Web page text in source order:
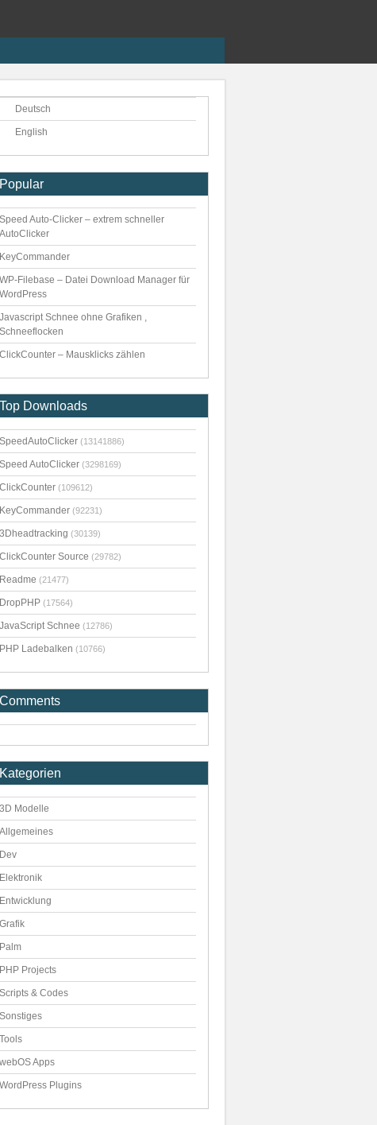
Deutsch
English
Popular
Speed Auto-Clicker – extrem schneller
AutoClicker
KeyCommander
WP-Filebase – Datei Download Manager für
WordPress
Javascript Schnee ohne Grafiken ,
Schneeflocken
ClickCounter – Mausklicks zählen
Top Downloads
SpeedAutoClicker (13141886)
Speed AutoClicker (3298169)
ClickCounter (109612)
KeyCommander (92231)
3Dheadtracking (30139)
ClickCounter Source (29782)
Readme (21477)
DropPHP (17564)
JavaScript Schnee (12786)
PHP Ladebalken (10766)
Comments
Kategorien
3D Modelle
Allgemeines
Dev
Elektronik
Entwicklung
Grafik
Palm
PHP Projects
Scripts & Codes
Sonstiges
Tools
webOS Apps
WordPress Plugins